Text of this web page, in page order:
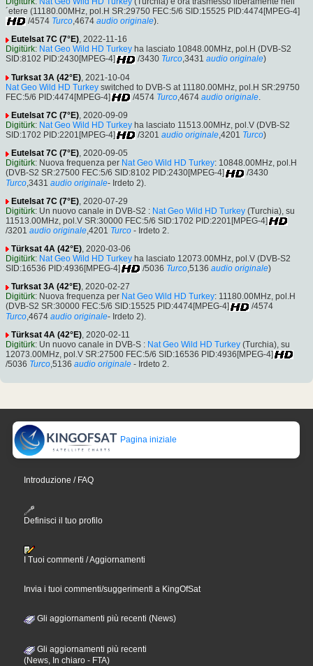
´etere (11180.00MHz, pol.H SR:29750 FEC:5/6 SID:15525 PID:4474[MPEG-4]
/4574 Turco,4674 audio originale).
Eutelsat 7C (7°E), 2022-11-16
Digitürk: Nat Geo Wild HD Turkey ha lasciato 10848.00MHz, pol.H (DVB-S2
SID:8102 PID:2430[MPEG-4]
/3430 Turco,3431 audio originale)
Turksat 3A (42°E) , 2021-10-04
Nat Geo Wild HD Turkey switched to DVB-S at 11180.00MHz, pol.H SR:29750
FEC:5/6 PID:4474[MPEG-4]
/4574 Turco ,4674 audio originale
Eutelsat 7C (7°E), 2020-09-09
Digitürk: Nat Geo Wild HD Turkey ha lasciato 11513.00MHz, pol.V (DVB-S2
SID:1702 PID:2201[MPEG-4]
/3201 audio originale,4201 Turco)
Eutelsat 7C (7°E), 2020-09-05
Digitürk: Nuova frequenza per Nat Geo Wild HD Turkey: 10848.00MHz, pol.H
(DVB-S2 SR:27500 FEC:5/6 SID:8102 PID:2430[MPEG-4]
/3430
Turco ,3431 audio originale- Irdeto 2).
Eutelsat 7C (7°E) , 2020-07-29
Digitürk: Un nuovo canale in DVB-S2 : Nat Geo Wild HD Turkey (Turchia), su
11513.00MHz, pol.V SR:30000 FEC:5/6 SID:1702 PID:2201[MPEG-4]
/3201 audio originale,4201 Turco - Irdeto 2.
Türksat 4A (42°E), 2020-03-06
Digitürk: Nat Geo Wild HD Turkey ha lasciato 12073.00MHz, pol.V (DVB-S2
SID:16536 PID:4936[MPEG-4]
/5036 Turco,5136 audio originale)
Turksat 3A (42°E), 2020-02-27
Digitürk: Nuova frequenza per Nat Geo Wild HD Turkey: 11180.00MHz, pol.H
(DVB-S2 SR:30000 FEC:5/6 SID:15525 PID:4474[MPEG-4]
/4574
Turco ,4674 audio originale- Irdeto 2).
Türksat 4A (42°E) , 2020-02-11
Digitürk: Un nuovo canale in DVB-S : Nat Geo Wild HD Turkey (Turchia), su
12073.00MHz, pol.V SR:27500 FEC:5/6 SID:16536 PID:4936[MPEG-4]
/5036 Turco,5136 audio originale - Irdeto 2.
Pagina iniziale
Introduzione / FAQ
Definisci il tuo profilo
I Tuoi commenti / Aggiornamenti
Invia i tuoi commenti/suggerimenti a KingOfSat
Gli aggiornamenti più recenti (News)
Gli aggiornamenti più recenti
(News, In chiaro - FTA)